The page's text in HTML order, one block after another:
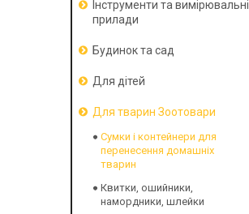
Інструменти та вимірювальні
прилади
Будинок та сад
Для дітей
Для тварин Зоотовари
Сумки і контейнери для
перенесення домашніх
тварин
Квитки, ошийники,
намордники, шлейки